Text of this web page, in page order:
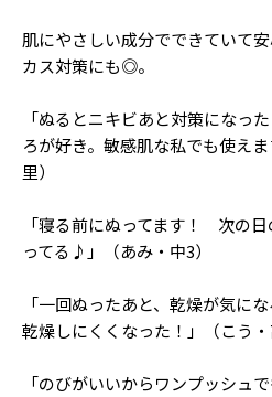
肌にやさしい成分でできてい
カス対策にも◎。
「ぬるとニキビあと対策になっ
ろが好き。敏感肌な私でも使え
里）
「寝る前にぬってます！ 次の
ってる♪」（あみ・中3）
「一回ぬったあと、乾燥が気に
乾燥しにくくなった！」（こう・
「のびがいいからワンプッシュ